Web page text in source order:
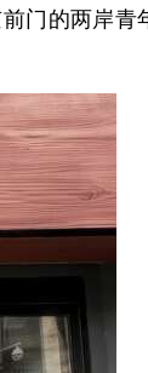
门的两岸